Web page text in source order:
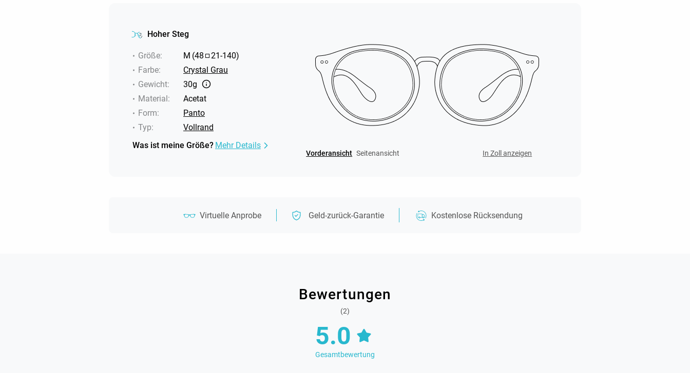
Hoher Steg
Größe: M (48 21-140)
Farbe:
Crystal Grau
Gewicht:
30g
Material:
Acetat
Form:
Panto
Typ:
Vollrand
Was ist meine Größe? Mehr Details
Vorderansicht Seitenansicht In Zoll anzeigen
Virtuelle Anprobe Geld-zurück-Garantie Kostenlose Rücksendung
Bewertungen
(2)
5.0
Gesamtbewertung